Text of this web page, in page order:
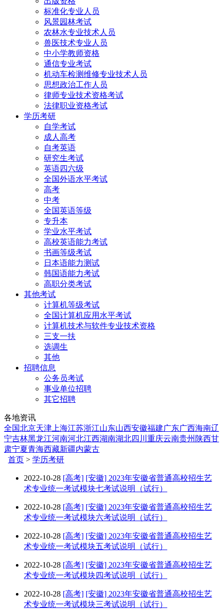
标准化专业人员
风景园林考试
农林水专业技术人员
兽医技术专业人员
中小学教师资格
通信专业考试
机动车检测维修专业技术人员
思想政治工作人员
律师专业技术资格考试
法律职业资格考试
学历考研
自学考试
成人高考
自考英语
研究生考试
英语四六级
全国外语水平考试
高考
中考
全国英语等级
专升本
学业水平考试
高校英语能力考试
书画等级考试
日本语能力测试
韩国语能力考试
高职分类考试
其他考试
计算机等级考试
全国计算机应用水平考试
计算机技术与软件专业技术资格
三支一扶
选调生
其他
招聘信息
公务员考试
事业单位招聘
其它招聘
各地资讯
全国北京天津 上海江苏浙江山东山西安徽福建广东广西海南辽
宁吉林黑龙江河南河北江西湖南湖北四川 重庆云南贵州 陕西甘
肃宁夏青海西藏新疆内蒙古
首页 > 学历考研
2022-10-28 [高考] [安徽] 2023年安徽省普通高校招生艺
术专业统一考试模块七考试说明（试行）
2022-10-28 [高考] [安徽] 2023年安徽省普通高校招生艺
术专业统一考试模块六考试说明（试行）
2022-10-28 [高考] [安徽] 2023年安徽省普通高校招生艺
术专业统一考试模块五考试说明（试行）
2022-10-28 [高考] [安徽] 2023年安徽省普通高校招生艺
术专业统一考试模块四考试说明（试行）
2022-10-28 [高考] [安徽] 2023年安徽省普通高校招生艺
术专业统一考试模块三考试说明（试行）